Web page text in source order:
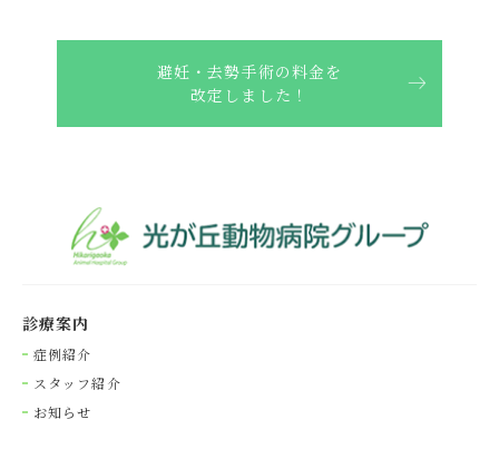
避妊・去勢手術の料金を
改定しました！
診療案内
症例紹介
スタッフ紹介
お知らせ